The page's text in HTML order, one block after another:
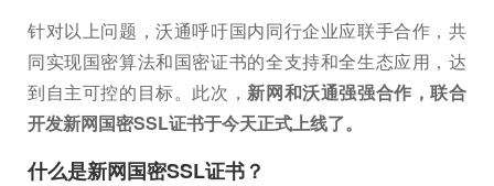
针对以上问题，沃通呼吁国内同行企业应联手合作，共
同实现国密算法和国密证书的全支持和全生态应用，达
到自主可控的目标。此次，新网和沃通强强合作，联合
开发新网国密SSL证书于今天正式上线了。
什么是新网国密SSL证书？